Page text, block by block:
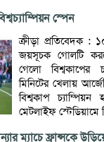
স্পেন
ক্রীড়া প্রতিবেদক :
জয়সূচক গোলটি
গেলো বিশ্বকাপের
মিনিটের খেলায়
বিশ্বকাপ
মেটলাইফ স্টেডিয়ামে
ম্যাচে ফ্রান্সকে